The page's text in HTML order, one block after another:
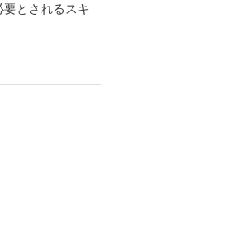
とされるスキ